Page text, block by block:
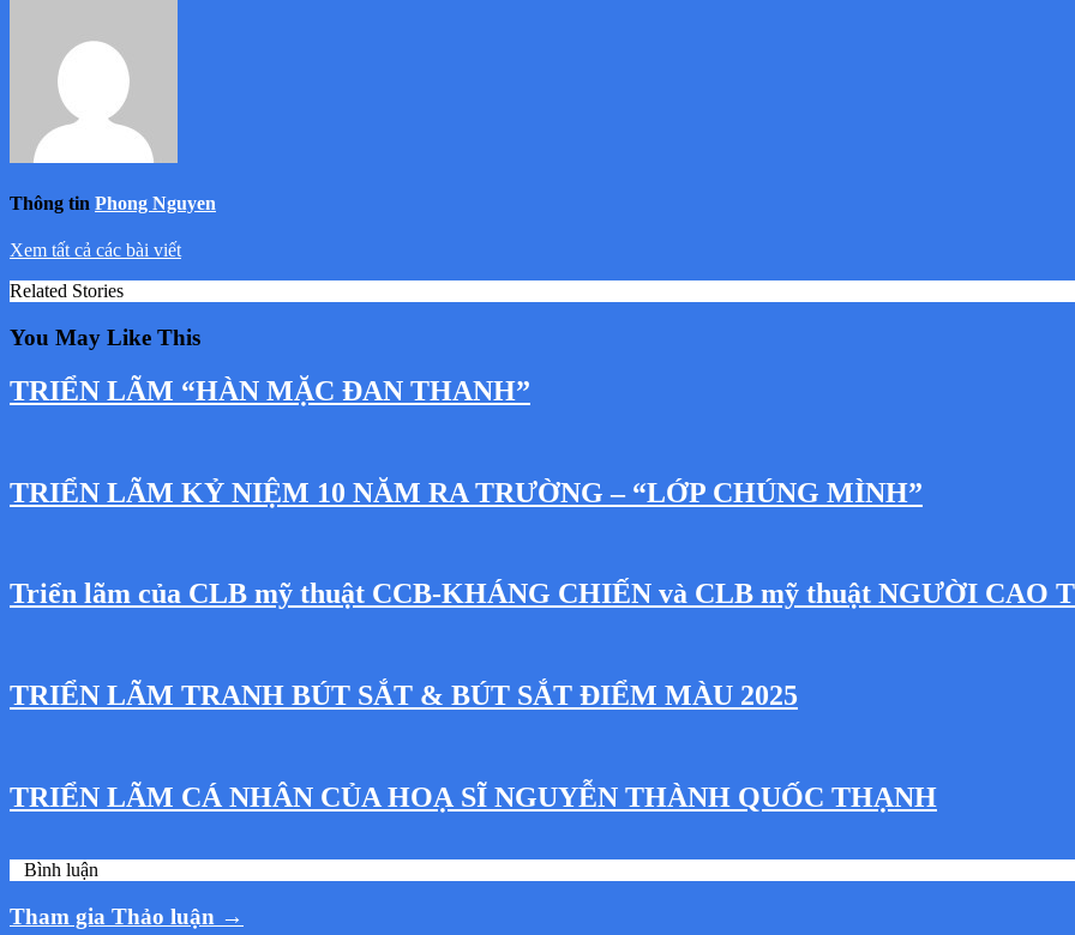
Thông tin Phong Nguyen
Xem tất cả các bài viết
Related Stories
You May Like This
TRIỂN LÃM “HÀN MẶC ĐAN THANH”
TRIỂN LÃM KỶ NIỆM 10 NĂM RA TRƯỜNG – “LỚP CHÚNG MÌNH”
Triển lãm của CLB mỹ thuật CCB-KHÁNG CHIẾN và CLB mỹ thuật NGƯỜI CAO
TRIỂN LÃM TRANH BÚT SẮT & BÚT SẮT ĐIỂM MÀU 2025
TRIỂN LÃM CÁ NHÂN CỦA HOẠ SĨ NGUYỄN THÀNH QUỐC THẠNH
Bình luận
Tham gia Thảo luận →